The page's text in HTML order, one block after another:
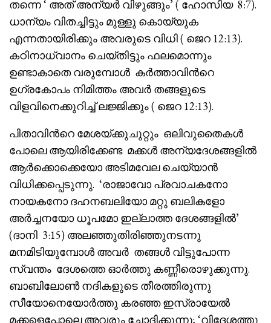
തന്നെ ‘ അത് അന്യർ വിഴുങ്ങും’ ( ഹോസിയ 8:7).
ധാന്യം വിതച്ചിട്ടും മുള്ളു കൊയ്യുക
എന്നതായിരിക്കും അവരുടെ വിധി ( ജെറ 12:13).
കഠിനാധ്വാനം ചെയ്തിട്ടും ഫലമൊന്നും
ഉണ്ടാകാതെ വരുമ്പോൾ കർത്താവിൻറെ
ഉഗ്രകോപം നിമിത്തം അവർ തങ്ങളുടെ
വിളവിനെക്കുറിച്ച് ലജ്ജിക്കും ( ജെറ 12:13).
പിതാവിൻറെ മേശയ്ക്കുചുറ്റും ഒലിവുതൈകൾ
പോലെ ആയിരിക്കേണ്ട മക്കൾ അന്യദേശങ്ങളിൽ
ആർക്കൊക്കെയോ അടിമവേല ചെയ്യാൻ
വിധിക്കപ്പെടുന്നു. ‘രാജാവോ പ്രവാചകനോ
നായകനോ ദഹനബലിയോ മറ്റു ബലികളോ
അർച്ചനയോ ധൂപമോ ഇല്ലാത്ത ദേശങ്ങളിൽ’
(ദാനി 3:15) അലഞ്ഞുതിരിഞ്ഞുനടന്നു
മനമിടിയുമ്പോൾ അവർ തങ്ങൾ വിട്ടുപോന്ന
സ്വന്തം ദേശത്തെ ഓർത്തു കണ്ണീരൊഴുക്കുന്നു.
ബാബിലോൺ നദികളുടെ തീരത്തിരുന്നു
സീയോനെയോർത്തു കരഞ്ഞ ഇസ്രായേൽ
മക്കളെപ്പോലെ അവരും ചോദിക്കുന്നു; ‘വിദേശത്തു